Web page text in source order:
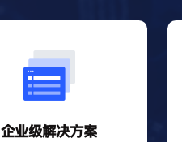
企业级解决方案